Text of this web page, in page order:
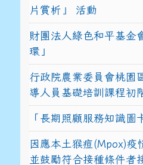
片賞析」 活動
財團法人綠色和平基金
環」
行政院農業委員會桃園
導人員基礎培訓課程初
「長期照顧服務知識圖
因應本土猴痘(Mpox)疫
並鼓勵符合接種條件者